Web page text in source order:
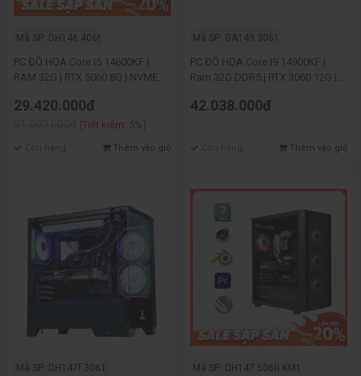
Mã SP: DH146.406t
PC ĐỒ HỌA Core I5 14600KF |
RAM 32G | RTX 5060 8G | NVME
29.420.000đ
(Tiết kiệm: 5%)
Còn hàng Thêm vào giỏ
Mã SP: GA149.3061
PC ĐỒ HỌA Core I9 14900KF |
Ram 32G DDR5 | RTX 3060 12G |
42.038.000đ
Còn hàng Thêm vào giỏ
Mã SP: DH147f.3061 Mã SP: DH147.506ti.KM1